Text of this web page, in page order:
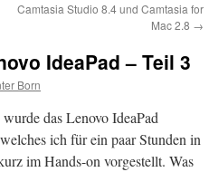
Camtasia Studio 8.4 und Camtasia for
Mac 2.8 →
IdeaPad – Teil 3
Born
wurde das Lenovo IdeaPad
ich für ein paar Stunden in
im Hands-on vorgestellt. Was